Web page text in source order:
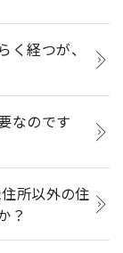
く経つが、
なのです
所以外の住
？